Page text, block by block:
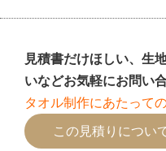
見積書だけほしい、生
いなどお気軽にお問い
タオル制作にあたって